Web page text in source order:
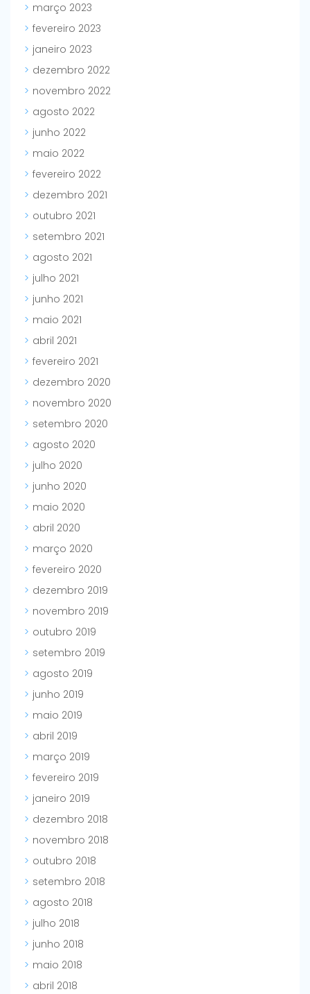
março 2023
fevereiro 2023
janeiro 2023
dezembro 2022
novembro 2022
agosto 2022
junho 2022
maio 2022
fevereiro 2022
dezembro 2021
outubro 2021
setembro 2021
agosto 2021
julho 2021
junho 2021
maio 2021
abril 2021
fevereiro 2021
dezembro 2020
novembro 2020
setembro 2020
agosto 2020
julho 2020
junho 2020
maio 2020
abril 2020
março 2020
fevereiro 2020
dezembro 2019
novembro 2019
outubro 2019
setembro 2019
agosto 2019
junho 2019
maio 2019
abril 2019
março 2019
fevereiro 2019
janeiro 2019
dezembro 2018
novembro 2018
outubro 2018
setembro 2018
agosto 2018
julho 2018
junho 2018
maio 2018
abril 2018